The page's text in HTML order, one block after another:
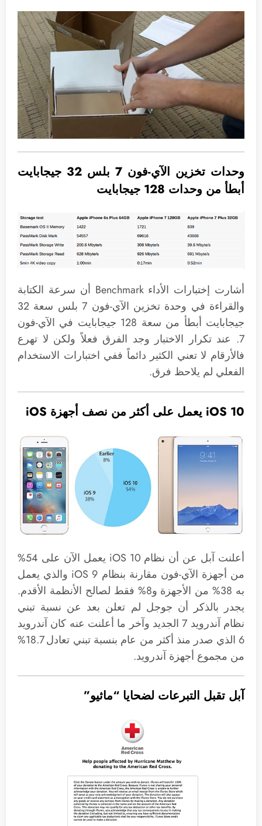
وحدات تخزين الآي-فون 7 بلس 32 جيجابايت
أبطأ من وحدات 128 جيجابايت
أشارت إختبارات الأداء Benchmark أن سرعة الكتابة
والقراءة في وحدة تخزين الآي-فون 7 بلس سعة 32
جيجابايت أبطأ من سعة 128 جيجابايت في الآي-فون
7. عند تكرار الاختبار وجد الفرق فعلاً ولكن لا تهرع
فالأرقام لا تعني الكثير دائماً ففي اختبارات الاستخدام
الفعلي لم يلاحظ فرق.
iOS 10 يعمل على أكثر من نصف أجهزة iOS
أعلنت آبل عن أن نظام iOS 10 يعمل الآن على 54%
من أجهزة الآي-فون مقارنة بنظام iOS 9 والذي يعمل
به 38% من الأجهزة و8% فقط لصالح الأنظمة الأقدم.
يجدر بالذكر أن جوجل لم تعلن بعد عن نسبة تبني
نظام آندرويد 7 الجديد وآخر ما أعلنت عنه كان آندرويد
6 الذي صدر منذ أكثر من عام بنسبة تبني تعادل 18.7%
من مجموع أجهزة آندرويد.
آبل تقبل التبرعات لضحايا “ماثيو”